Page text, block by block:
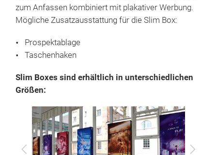
zum Anfassen kombiniert mit plakativer Werbung.
Mögliche Zusatzausstattung für die Slim Box:
Prospektablage
Taschenhaken
Slim Boxes sind erhältlich in unterschiedlichen
Größen:
Zurück Vor